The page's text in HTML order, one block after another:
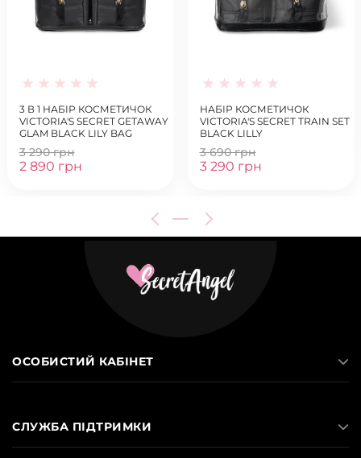
3 В 1 НАБІР КОСМЕТИЧОК
VICTORIA'S SECRET GETAWAY
GLAM BLACK LILY BAG
3 290 грн
2 890 грн
НАБІР КОСМЕТИЧОК
VICTORIA'S SECRET TRAIN SET
BLACK LILLY
3 690 грн
3 290 грн
ОСОБИСТИЙ КАБІНЕТ
СЛУЖБА ПІДТРИМКИ